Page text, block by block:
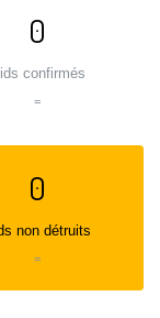
0
confirmés
=
0
non détruits
=